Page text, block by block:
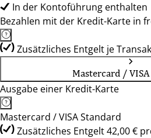
In der Kontoführung enthalten
Bezahlen mit der Kredit-Karte in
Zusätzliches Entgelt je
Mastercard /
Ausgabe einer Kredit-Karte
Mastercard / VISA Standard
Zusätzliches Entgelt 42,00 €